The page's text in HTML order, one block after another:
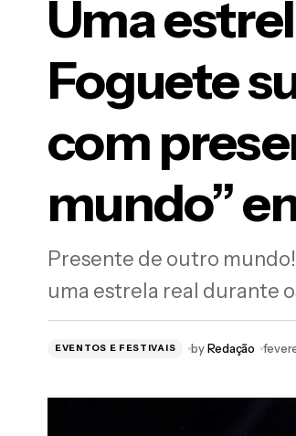
Carnaval sem B.O, 10 dicas de
blindar seu Pix e Cartão de
Uma
Foguete
com
mundo”
Presente de outro
uma estrela real durante
EVENTOS E FESTIVAIS by Redação